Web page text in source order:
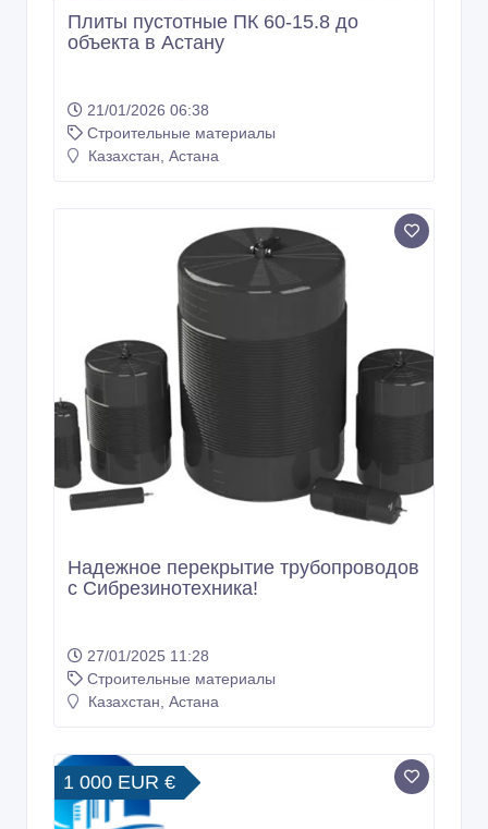
Плиты пустотные ПК 60-15.8 до
объекта в Астану
21/01/2026 06:38
Строительные материалы
Казахстан, Астана
Надежное перекрытие трубопроводов
с Сибрезинотехника!
27/01/2025 11:28
Строительные материалы
Казахстан, Астана
1 000 EUR €